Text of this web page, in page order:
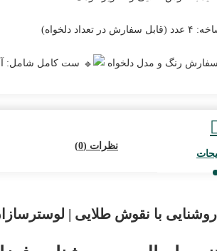
در تعداد دلخواه)
رنگ و مدل دلخواه ست کامل شامل:
نظرات (0)